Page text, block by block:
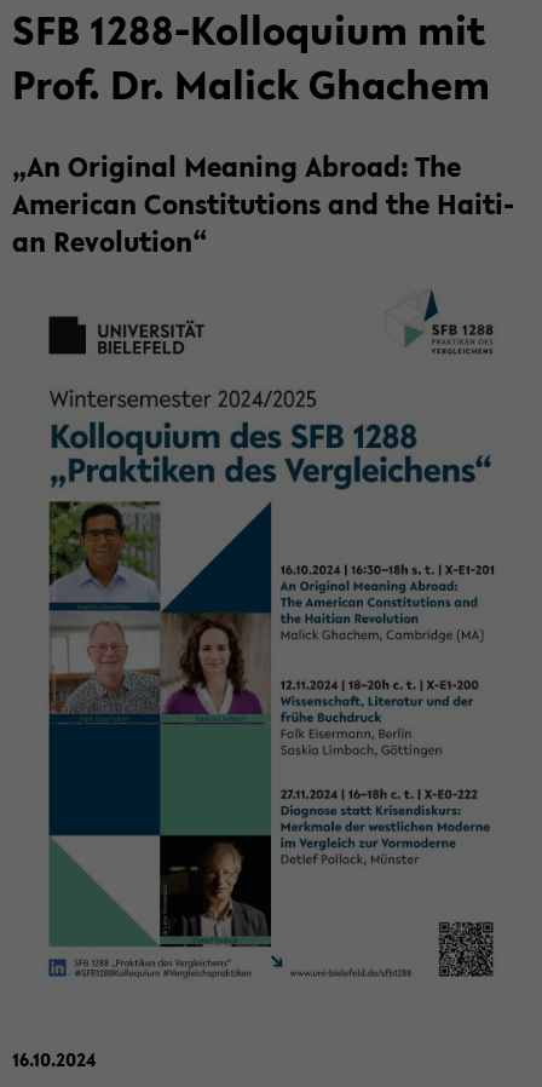
SFB 1288-​Kolloquium mit
Prof. Dr. Malick Gha­chem
„An Ori­gi­nal Me­a­ning Ab­road: The
Ame­ri­can Con­sti­tu­ti­ons and the Hai­ti­
an Re­vo­lu­ti­on“
16.10.2024